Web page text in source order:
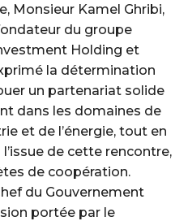
Monsieur Kamel Ghribi,
du groupe
Holding et
la détermination
un partenariat solide
dans les domaines de
et de l’énergie, tout en
de cette rencontre,
de coopération.
du Gouvernement
portée par le